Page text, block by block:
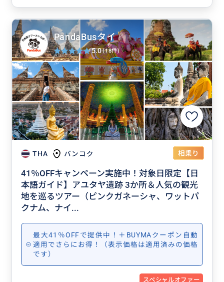
THA バンコク 相乗り
41％OFFキャンペーン実施中！対象日限定【日
本語ガイド】アユタヤ遺跡 3か所＆人気の観光
地を巡るツアー（ピンクガネーシャ、ワットパ
クナム、ナイ...
最大41％OFFで提供中！＋BUYMAクーポン自動
適用でさらにお得！（表示価格は適用済みの価格
です）
スペシャルオファー
PandaBusタイ
5.0(18件)